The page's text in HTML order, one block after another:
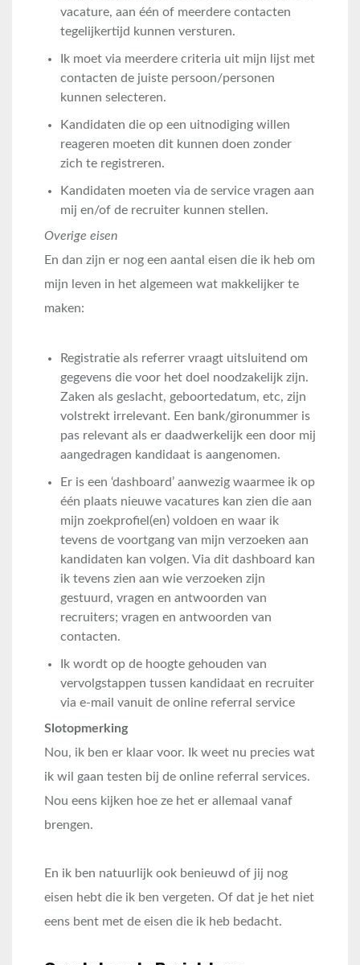
vacature, aan één of meerdere contacten
tegelijkertijd kunnen versturen.
Ik moet via meerdere criteria uit mijn lijst met
contacten de juiste persoon/personen
kunnen selecteren.
Kandidaten die op een uitnodiging willen
reageren moeten dit kunnen doen zonder
zich te registreren.
Kandidaten moeten via de service vragen aan
mij en/of de recruiter kunnen stellen.
Overige eisen
En dan zijn er nog een aantal eisen die ik heb om
mijn leven in het algemeen wat makkelijker te
maken:
Registratie als referrer vraagt uitsluitend om
gegevens die voor het doel noodzakelijk zijn.
Zaken als geslacht, geboortedatum, etc, zijn
volstrekt irrelevant. Een bank/gironummer is
pas relevant als er daadwerkelijk een door mij
aangedragen kandidaat is aangenomen.
Er is een ‘dashboard’ aanwezig waarmee ik op
één plaats nieuwe vacatures kan zien die aan
mijn zoekprofiel(en) voldoen en waar ik
tevens de voortgang van mijn verzoeken aan
kandidaten kan volgen. Via dit dashboard kan
ik tevens zien aan wie verzoeken zijn
gestuurd, vragen en antwoorden van
recruiters; vragen en antwoorden van
contacten.
Ik wordt op de hoogte gehouden van
vervolgstappen tussen kandidaat en recruiter
via e-mail vanuit de online referral service
Slotopmerking
Nou, ik ben er klaar voor. Ik weet nu precies wat
ik wil gaan testen bij de online referral services.
Nou eens kijken hoe ze het er allemaal vanaf
brengen.
En ik ben natuurlijk ook benieuwd of jij nog
eisen hebt die ik ben vergeten. Of dat je het niet
eens bent met de eisen die ik heb bedacht.